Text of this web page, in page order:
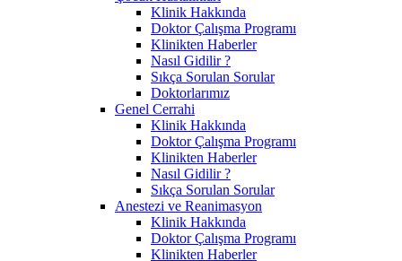
Klinik Hakkında
Doktor Çalışma Programı
Klinikten Haberler
Nasıl Gidilir ?
Sıkça Sorulan Sorular
Doktorlarımız
Genel Cerrahi
Klinik Hakkında
Doktor Çalışma Programı
Klinikten Haberler
Nasıl Gidilir ?
Sıkça Sorulan Sorular
Anestezi ve Reanimasyon
Klinik Hakkında
Doktor Çalışma Programı
Klinikten Haberler